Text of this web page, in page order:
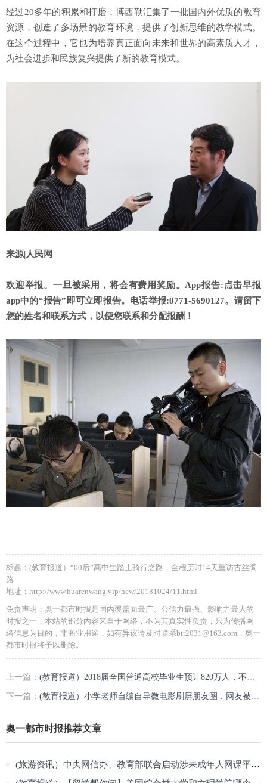
经过20多年的积累和打磨，博西勒汇集了一批国内外优质的教育
资源，创造了多场景的教育环境，提供了创新思维的教学模式。
在这个过程中，它也为培养真正面向未来和世界的高素质人才，
为社会进步和民族复兴提供了新的教育模式。
来源|人民网
欢迎举报。一旦被采用，将会有费用奖励。App报告:点击早报
app中的“报告”即可立即报告。电话举报:0771-5690127。 请留下
您的姓名和联系方式，以便您联系和分配报酬！
标题：(教育报道）“00后”高中生踏上骑行之路，全程历时14天重访古丝绸
路
地址：http://www.huarenwang.vip/new/20181024/11.html
免责声明：奥一都市时报是国内覆盖面最广、公信力最强、影响力最大的
时报之一，本站的部分内容来自于网络，不为其真实性负责，只为传播网
络信息为目的，非商业用途，如有异议请及时联系btr2031@163.com，奥一
都市时报将予以删除。
上一篇： (教育报道）2018届全国普通高校毕业生预计820万人，不少地方密集抛出引才政策
下一篇： (教育报道）小学老师自编自导微电影刷屏朋友圈，网友被看哭想说“对不起”
奥一都市时报推荐文章
(旅游资讯）中央网信办、教育部联合启动涉未成年人网课平台专项整治